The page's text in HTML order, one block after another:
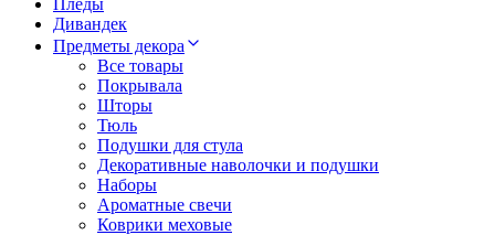
Дивандек
Предметы декора
Все товары
Покрывала
Шторы
Тюль
Подушки для стула
Декоративные наволочки и подушки
Наборы
Ароматные свечи
Коврики меховые